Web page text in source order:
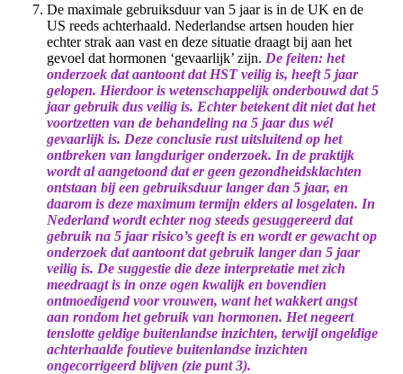
De maximale gebruiksduur van 5 jaar is in de UK en de
US reeds achterhaald. Nederlandse artsen houden hier
echter strak aan vast en deze situatie draagt bij aan het
gevoel dat hormonen ‘gevaarlijk’ zijn. De feiten: het
onderzoek dat aantoont dat HST veilig is, heeft 5 jaar
gelopen. Hierdoor is wetenschappelijk onderbouwd dat 5
jaar gebruik dus veilig is. Echter betekent dit niet dat het
voortzetten van de behandeling na 5 jaar dus wél
gevaarlijk is. Deze conclusie rust uitsluitend op het
ontbreken van langduriger onderzoek. In de praktijk
wordt al aangetoond dat er geen gezondheidsklachten
ontstaan bij een gebruiksduur langer dan 5 jaar, en
daarom is deze maximum termijn elders al losgelaten. In
Nederland wordt echter nog steeds gesuggereerd dat
gebruik na 5 jaar risico’s geeft is en wordt er gewacht op
onderzoek dat aantoont dat gebruik langer dan 5 jaar
veilig is. De suggestie die deze interpretatie met zich
meedraagt is in onze ogen kwalijk en bovendien
ontmoedigend voor vrouwen, want het wakkert angst
aan rondom het gebruik van hormonen. Het negeert
tenslotte geldige buitenlandse inzichten, terwijl ongeldige
achterhaalde foutieve buitenlandse inzichten
ongecorrigeerd blijven (zie punt 3).